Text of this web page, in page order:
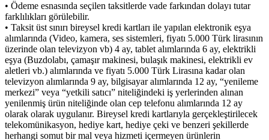
• Ödeme esnasında seçilen taksitlerde vade farkından dolayı tutar
farklılıkları görülebilir.
• Taksit üst sınırı bireysel kredi kartları ile yapılan elektronik eşya
alımlarında (Video, kamera, ses sistemleri, fiyatı 5.000 Türk lirasının
üzerinde olan televizyon vb) 4 ay, tablet alımlarında 6 ay, elektrikli
eşya (Buzdolabı, çamaşır makinesi, bulaşık makinesi, elektrikli ev
aletleri vb.) alımlarında ve fiyatı 5.000 Türk Lirasına kadar olan
televizyon alımlarında 9 ay, bilgisayar alımlarında 12 ay, “yenileme
merkezi” veya “yetkili satıcı” niteliğindeki iş yerlerinden alınan
yenilenmiş ürün niteliğinde olan cep telefonu alımlarında 12 ay
olarak olarak uygulanır. Bireysel kredi kartlarıyla gerçekleştirilecek
telekomünikasyon, hediye kart, hediye çeki ve benzeri şekillerde
herhangi somut bir mal veya hizmeti içermeyen ürünlerin